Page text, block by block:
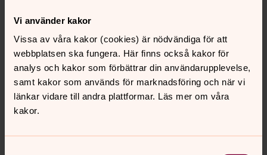
Vi använder kakor
Vissa av våra kakor (cookies) är nödvändiga för att
webbplatsen ska fungera. Här finns också kakor för
analys och kakor som förbättrar din användarupplevelse,
samt kakor som används för marknadsföring och när vi
länkar vidare till andra plattformar. Läs mer om våra
kakor.
Träffpunkter
Till våra verksamheter och träffpunkter är alla välkomna,
oavsett livsåskådning. Vi finns här för dig, i våra kyrkor
och församlingslokaler, genom personliga möten och
samtal. Vi ser fram emot att dela dagen med dig. Vi ses!